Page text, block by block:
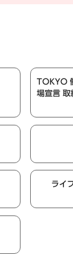
TOKYO
場宣言 取
ライ